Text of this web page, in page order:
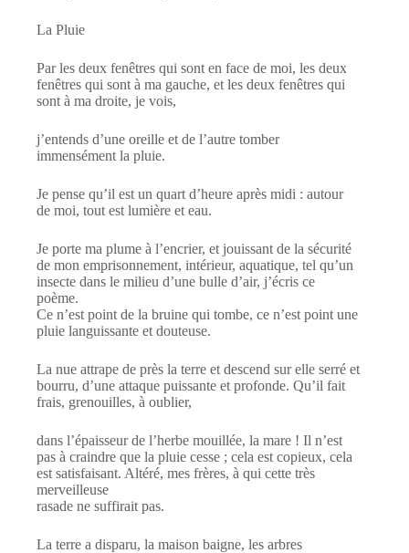
La Pluie
Par les deux fenêtres qui sont en face de moi, les deux
fenêtres qui sont à ma gauche, et les deux fenêtres qui
sont à ma droite, je vois,
j’entends d’une oreille et de l’autre tomber
immensément la pluie.
Je pense qu’il est un quart d’heure après midi : autour
de moi, tout est lumière et eau.
Je porte ma plume à l’encrier, et jouissant de la sécurité
de mon emprisonnement, intérieur, aquatique, tel qu’un
insecte dans le milieu d’une bulle d’air, j’écris ce
poème.
Ce n’est point de la bruine qui tombe, ce n’est point une
pluie languissante et douteuse.
La nue attrape de près la terre et descend sur elle serré et
bourru, d’une attaque puissante et profonde. Qu’il fait
frais, grenouilles, à oublier,
dans l’épaisseur de l’herbe mouillée, la mare ! Il n’est
pas à craindre que la pluie cesse ; cela est copieux, cela
est satisfaisant. Altéré, mes frères, à qui cette très
merveilleuse
rasade ne suffirait pas.
La terre a disparu, la maison baigne, les arbres